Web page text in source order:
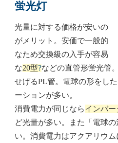
蛍光灯
光量に対する価格が安いの
がメリット。安価で一般的
なため交換級の入手が容易
な20型?などの直管形蛍光管
せげるPL管。電球の形をし
ーションが多い。
消費電力が同じならインバー
ど光量が多い。また「電球
い。消費電力はアクアリウ